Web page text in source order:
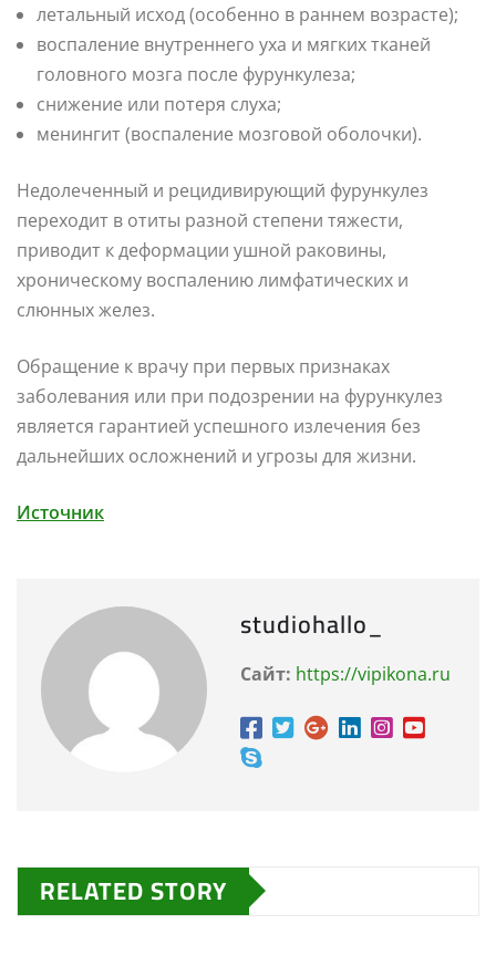
летальный исход (особенно в раннем возрасте);
воспаление внутреннего уха и мягких тканей
головного мозга после фурункулеза;
снижение или потеря слуха;
менингит (воспаление мозговой оболочки).
Недолеченный и рецидивирующий фурункулез
переходит в отиты разной степени тяжести,
приводит к деформации ушной раковины,
хроническому воспалению лимфатических и
слюнных желез.
Обращение к врачу при первых признаках
заболевания или при подозрении на фурункулез
является гарантией успешного излечения без
дальнейших осложнений и угрозы для жизни.
Источник
studiohallo_
Сайт: https://vipikona.ru
RELATED STORY